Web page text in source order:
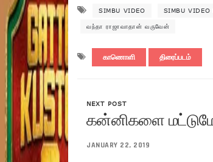
SIMBU VIDEO SIMBU VIDEO
வந்தா ராஜாவாதான் வருவேன்
காணொளி திரைப்படம்
NEXT POST
கன்னிகளை மட்டுமே
JANUARY 22, 2019